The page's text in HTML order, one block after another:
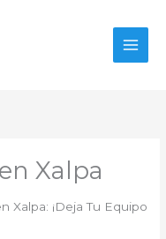
Xalpa
Xalpa: ¡Deja Tu Equipo